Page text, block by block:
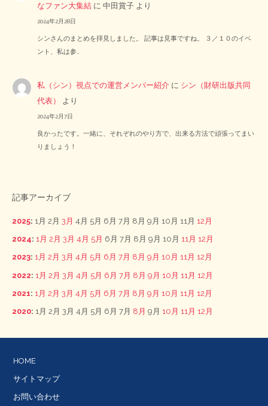
なファン大集結 に中田賞子 より
2024年2月28日
シンさんのまとめを拝見しました。 記事は見事ですね。 ３／１０のイベ
ント、私は参…
私（シン）視点での運営メンバー紹介 に シン（財研出版共同
代表）
より
2024年2月7日
良かったです。一緒に、それぞれのやり方で、出来る方法で頑張ってまい
りましょう！
記事アーカイブ
2025: 1月 2月 3月 4月 5月 6月 7月 8月 9月 10月 11月 12月
2024: 1月 2月 3月 4月 5月 6月 7月 8月 9月 10月 11月 12月
2023: 1月 2月 3月 4月 5月 6月 7月 8月 9月 10月 11月 12月
2022: 1月 2月 3月 4月 5月 6月 7月 8月 9月 10月 11月 12月
2021: 1月 2月 3月 4月 5月 6月 7月 8月 9月 10月 11月 12月
2020: 1月 2月 3月 4月 5月 6月 7月 8月 9月 10月 11月 12月
HOME
サイトマップ
お問い合わせ